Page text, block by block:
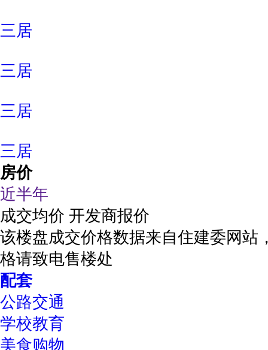
三居
三居
三居
三居
房价
近半年
成交均价 开发商报价
该楼盘成交价格数据来自住建委网站
格请致电售楼处
配套
公路交通
学校教育
美食购物